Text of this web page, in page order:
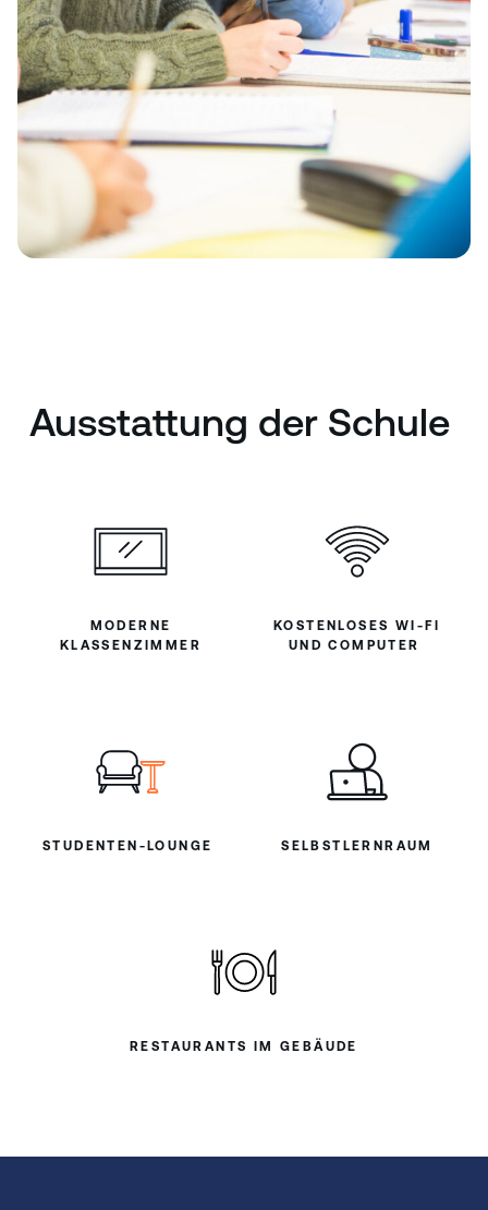
Ausstattung der Schule
MODERNE
KLASSENZIMMER
KOSTENLOSES WI-FI
UND COMPUTER
STUDENTEN-LOUNGE SELBSTLERNRAUM
RESTAURANTS IM GEBÄUDE